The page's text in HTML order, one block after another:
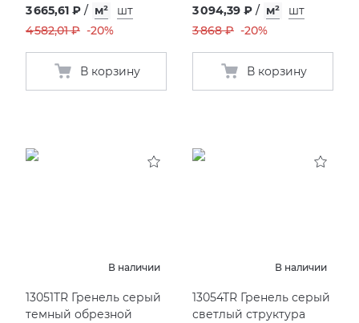
3 665,61 ₽ / м²
шт
4 582,01 ₽ -20%
В корзину
3 094,39 ₽ / м²
шт
3 868 ₽ -20%
В корзину
В наличии
13051TR Гренель серый
темный обрезной
В наличии
13054TR Гренель серый
светлый структура